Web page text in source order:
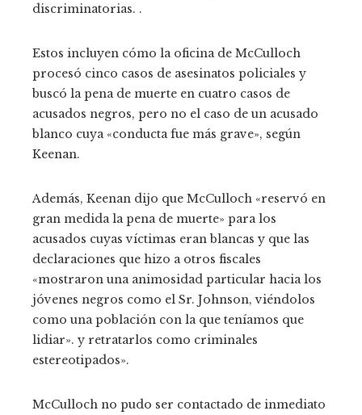
discriminatorias. .
Estos incluyen cómo la oficina de McCulloch
procesó cinco casos de asesinatos policiales y
buscó la pena de muerte en cuatro casos de
acusados ​​negros, pero no el caso de un acusado
blanco cuya «conducta fue más grave», según
Keenan.
Además, Keenan dijo que McCulloch «reservó en
gran medida la pena de muerte» para los
acusados ​​cuyas víctimas eran blancas y que las
declaraciones que hizo a otros fiscales
«mostraron una animosidad particular hacia los
jóvenes negros como el Sr. Johnson, viéndolos
como una población con la que teníamos que
lidiar». y retratarlos como criminales
estereotipados».
McCulloch no pudo ser contactado de inmediato